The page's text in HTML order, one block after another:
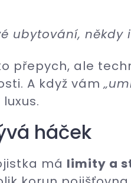
ubytování, někdy i
přepych, ale
A když vám
háček
má limity a